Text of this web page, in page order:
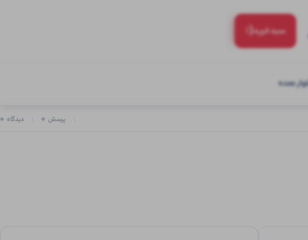
سبد‌خرید(:
عمده
پرسش 0 دیدگاه 0